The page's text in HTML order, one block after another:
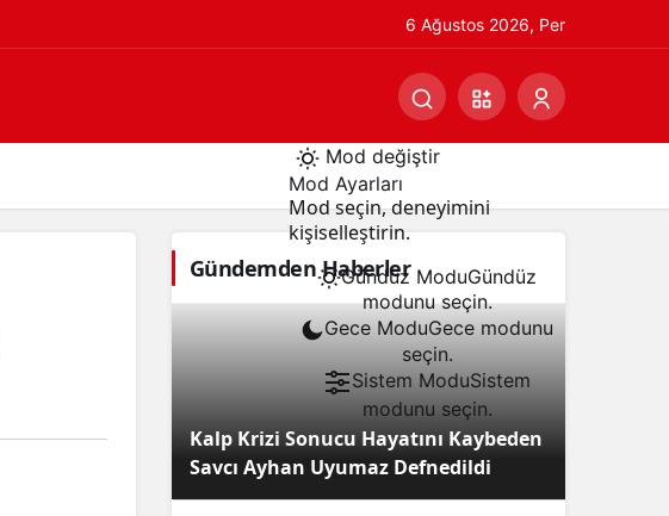
6 Ağustos 2026, Per
Mod değiştir
Mod Ayarları
Mod seçin, deneyimini
kişiselleştirin.
Gündüz ModuGündüz
modunu seçin.
Gece ModuGece modunu
seçin.
Sistem ModuSistem
modunu seçin.
Gündemden Haberler
Kalp Krizi Sonucu Hayatını Kaybeden
Savcı Ayhan Uyumaz Defnedildi